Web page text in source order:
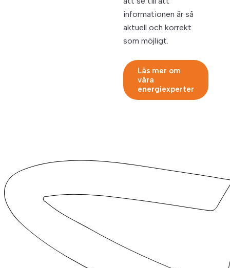
informationen är så
aktuell och korrekt
som möjligt.
Läs mer om
våra
energiexperter